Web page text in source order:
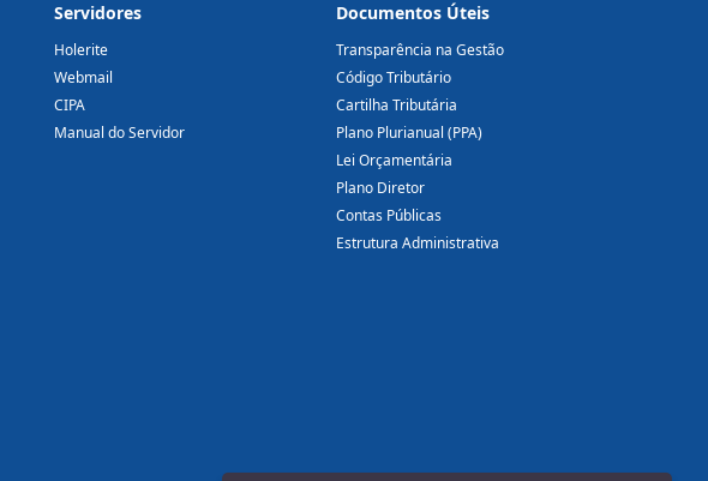
Servidores
Holerite
Webmail
CIPA
Manual do Servidor
Documentos Úteis
Transparência na Gestão
Código Tributário
Cartilha Tributária
Plano Plurianual (PPA)
Lei Orçamentária
Plano Diretor
Contas Públicas
Estrutura Administrativa